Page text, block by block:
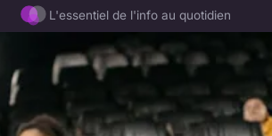
L'essentiel de l'info au quotidien